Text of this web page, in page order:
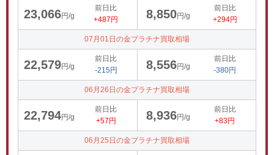
23,066円/g
前日比
+487円
8,850円/g
前日比
+294円
07月01日の金プラチナ買取相場
22,579円/g
前日比
-215円
8,556円/g
前日比
-380円
06月26日の金プラチナ買取相場
22,794円/g
前日比
+57円
8,936円/g
前日比
+83円
06月25日の金プラチナ買取相場